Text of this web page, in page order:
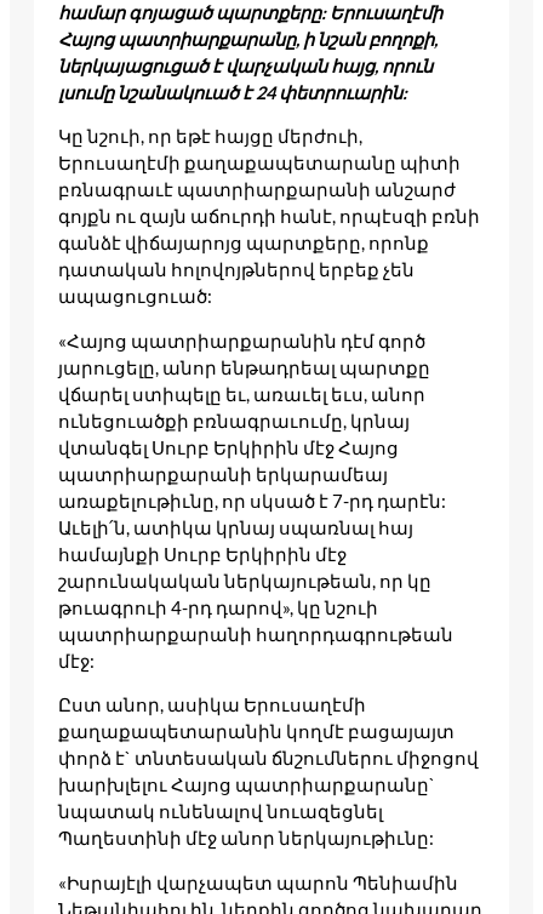
համար գոյացած պարտքերը: Երուսաղէմի
Հայոց պատրիարքարանը, ի նշան բողոքի,
ներկայացուցած է վարչական հայց, որուն
լսումը նշանակուած է 24 փետրուարին:
Կը նշուի, որ եթէ հայցը մերժուի,
Երուսաղէմի քաղաքապետարանը պիտի
բռնագրաւէ պատրիարքարանի անշարժ
գոյքն ու զայն աճուրդի հանէ, որպէսզի բռնի
գանձէ վիճայարոյց պարտքերը, որոնք
դատական հոլովոյթներով երբեք չեն
ապացուցուած:
«Հայոց պատրիարքարանին դէմ գործ
յարուցելը, անոր ենթադրեալ պարտքը
վճարել ստիպելը եւ, առաւել եւս, անոր
ունեցուածքի բռնագրաւումը, կրնայ
վտանգել Սուրբ Երկիրին մէջ Հայոց
պատրիարքարանի երկարամեայ
առաքելութիւնը, որ սկսած է 7-րդ դարէն:
Աւելի՛ն, ատիկա կրնայ սպառնալ հայ
համայնքի Սուրբ Երկիրին մէջ
շարունակական ներկայութեան, որ կը
թուագրուի 4-րդ դարով», կը նշուի
պատրիարքարանի հաղորդագրութեան
մէջ:
Ըստ անոր, ասիկա Երուսաղէմի
քաղաքապետարանին կողմէ բացայայտ
փորձ է` տնտեսական ճնշումներու միջոցով
խարխլելու Հայոց պատրիարքարանը`
նպատակ ունենալով նուազեցնել
Պաղեստինի մէջ անոր ներկայութիւնը:
«Իսրայէլի վարչապետ պարոն Պենիամին
Նեթանիահուին, ներքին գործոց նախարար